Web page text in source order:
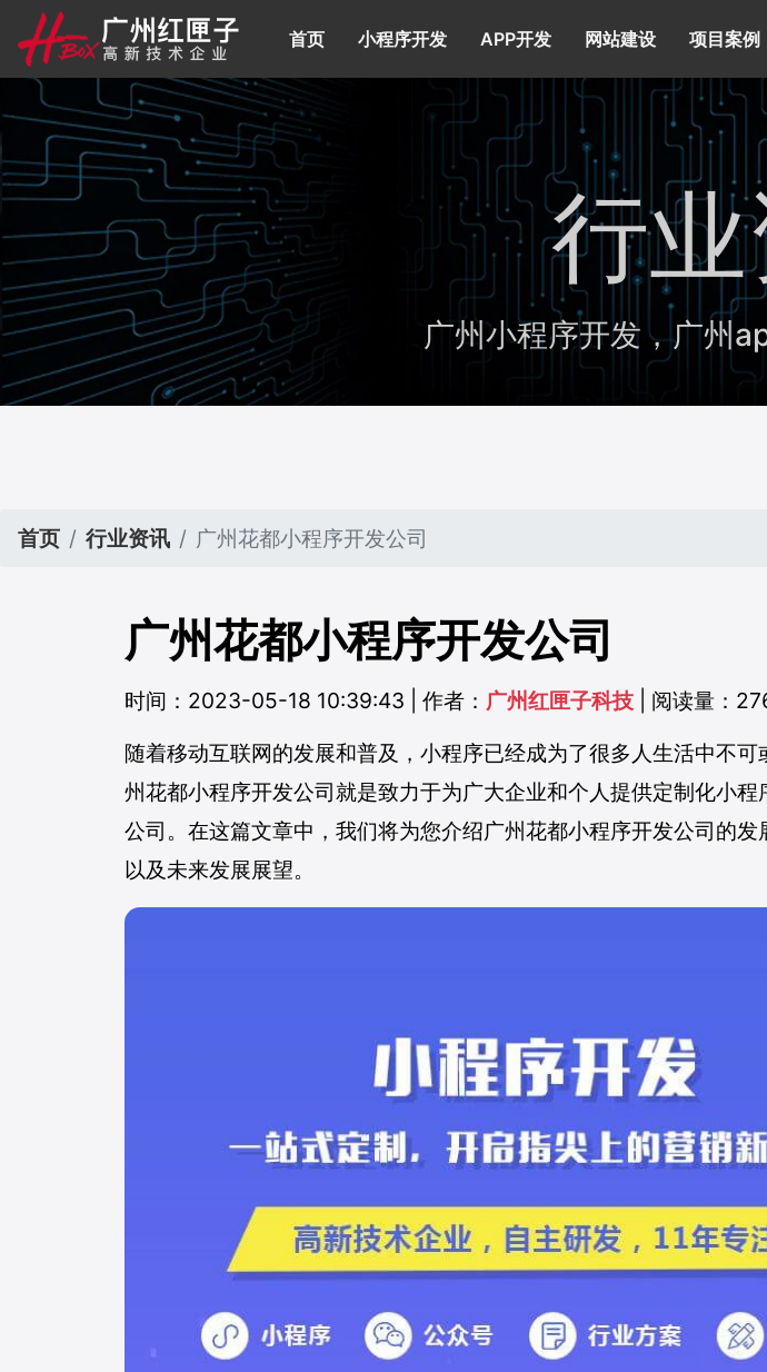
首页 (current)
小程序开发 APP开发 网站建设 项目案例
行
广州小程序开发，广州
首页 行业资讯 广州花都小程序开发公司
广州花都小程序开发公司
时间：2023-05-18 10:39:43 | 作者： 广州红匣子科技 | 阅读量：
随着移动互联网的发展和普及，小程序已经成为了很多人生活中不可
州花都小程序开发公司就是致力于为广大企业和个人提供定制化小程
公司。在这篇文章中，我们将为您介绍广州花都小程序开发公司的发
以及未来发展展望。